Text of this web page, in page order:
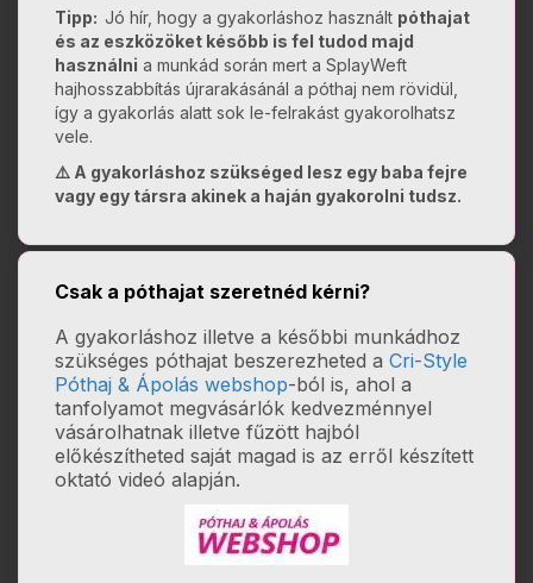
Tipp: Jó hír, hogy a gyakorláshoz használt póthajat
és az eszközöket később is fel tudod majd
használni a munkád során mert a SplayWeft
hajhosszabbítás újrarakásánál a póthaj nem rövidül,
így a gyakorlás alatt sok le-felrakást gyakorolhatsz
vele.
⚠️ A gyakorláshoz szükséged lesz egy baba fejre
vagy egy társra akinek a haján gyakorolni tudsz.
Csak a póthajat szeretnéd kérni?
A gyakorláshoz illetve a későbbi munkádhoz
szükséges póthajat beszerezheted a Cri-Style
Póthaj & Ápolás webshop-ból is, ahol a
tanfolyamot megvásárlók kedvezménnyel
vásárolhatnak illetve fűzött hajból
előkészítheted saját magad is az erről készített
oktató videó alapján.